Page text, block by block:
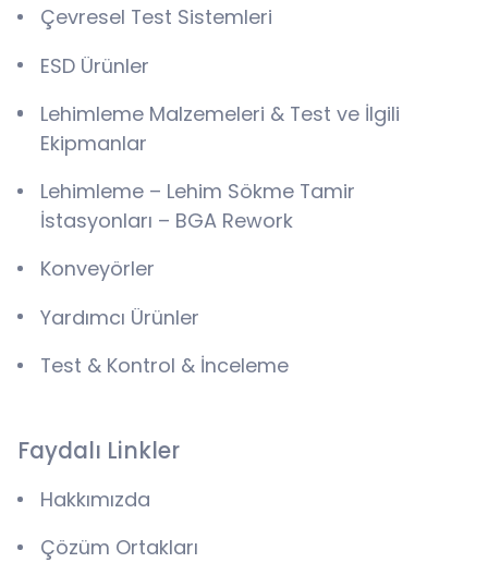
Çevresel Test Sistemleri
ESD Ürünler
Lehimleme Malzemeleri & Test ve İlgili
Ekipmanlar
Lehimleme – Lehim Sökme Tamir
İstasyonları – BGA Rework
Konveyörler
Yardımcı Ürünler
Test & Kontrol & İnceleme
Faydalı Linkler
Hakkımızda
Çözüm Ortakları